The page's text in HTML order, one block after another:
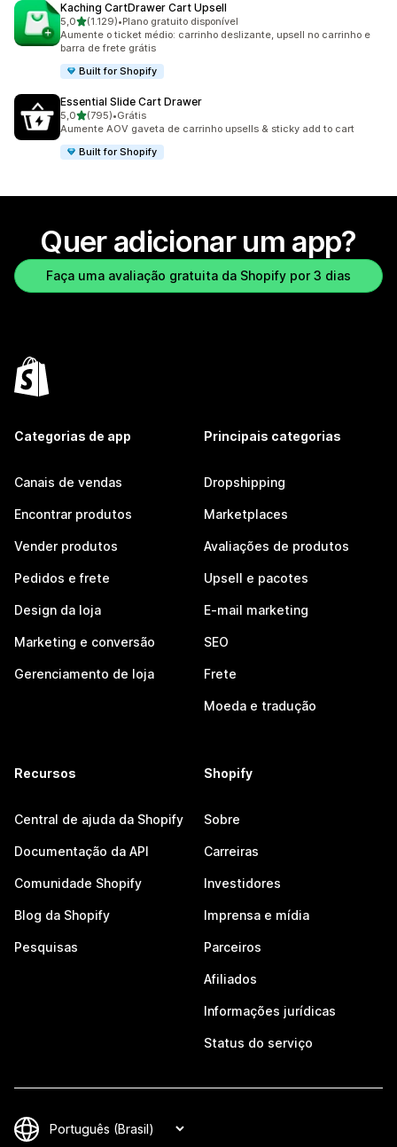
Kaching CartDrawer Cart Upsell
5,0de 5 estrelas
(1.129)
1129 avaliações ao todo
•Plano gratuito disponível
Aumente o ticket médio: carrinho deslizante, upsell no carrinho e
barra de frete grátis
Built for Shopify
Essential Slide Cart Drawer
5,0de 5 estrelas
(795)
795 avaliações ao todo
•Grátis
Aumente AOV gaveta de carrinho upsells & sticky add to cart
Built for Shopify
Quer adicionar um app?
Faça uma avaliação gratuita da Shopify por 3 dias
Categorias de app
Canais de vendas
Encontrar produtos
Vender produtos
Pedidos e frete
Design da loja
Marketing e conversão
Gerenciamento de loja
Principais categorias
Dropshipping
Marketplaces
Avaliações de produtos
Upsell e pacotes
E-mail marketing
SEO
Frete
Moeda e tradução
Recursos
Central de ajuda da Shopify
Documentação da API
Comunidade Shopify
Blog da Shopify
Pesquisas
Shopify
Sobre
Carreiras
Investidores
Imprensa e mídia
Parceiros
Afiliados
Informações jurídicas
Status do serviço